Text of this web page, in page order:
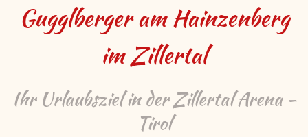
Gugglberger am Hainzenberg
im Zillertal
Ihr Urlaubsziel in der Zillertal Arena -
Tirol